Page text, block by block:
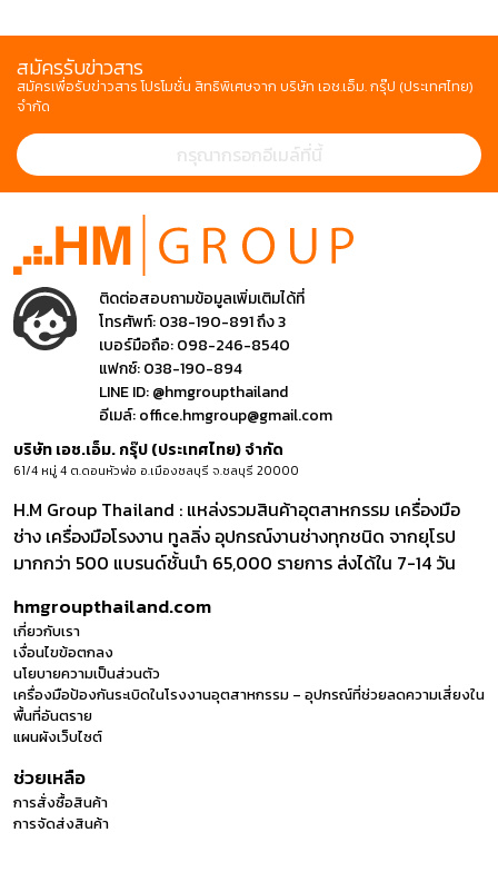
สมัครรับข่าวสาร
สมัครเพื่อรับข่าวสาร โปรโมชั่น สิทธิพิเศษจาก บริษัท เอช.เอ็ม. กรุ๊ป (ประเทศไทย)
จำกัด
ติดต่อสอบถามข้อมูลเพิ่มเติมได้ที่
โทรศัพท์:038-190-891 ถึง 3
เบอร์มือถือ:098-246-8540
แฟกซ์:038-190-894
LINE ID:@hmgroupthailand
อีเมล์:office.hmgroup@gmail.com
บริษัท เอช.เอ็ม. กรุ๊ป (ประเทศไทย) จำกัด
61/4 หมู่ 4 ต.ดอนหัวฬ่อ อ.เมืองชลบุรี จ.ชลบุรี 20000
H.M Group Thailand : แหล่งรวมสินค้าอุตสาหกรรม เครื่องมือ
ช่าง เครื่องมือโรงงาน ทูลลิ่ง อุปกรณ์งานช่างทุกชนิด จากยุโรป
มากกว่า 500 แบรนด์ชั้นนำ 65,000 รายการ ส่งได้ใน 7-14 วัน
hmgroupthailand.com
เกี่ยวกับเรา
เงื่อนไขข้อตกลง
นโยบายความเป็นส่วนตัว
เครื่องมือป้องกันระเบิดในโรงงานอุตสาหกรรม – อุปกรณ์ที่ช่วยลดความเสี่ยงใน
พื้นที่อันตราย
แผนผังเว็บไซต์
ช่วยเหลือ
การสั่งซื้อสินค้า
การจัดส่งสินค้า